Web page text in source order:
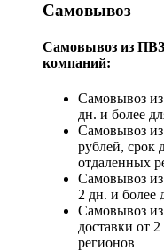
Самовывоз
Самовывоз из
компаний:
Самовывоз из
дн. и более
Самовывоз
рублей, срок
отдаленных
Самовывоз
2 дн. и более
Самовывоз
доставки от
регионов